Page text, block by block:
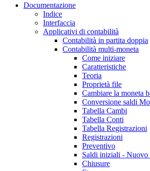
Documentazione
Indice
Interfaccia
Applicativi di contabilità
Contabilità in partita doppia
Contabilità multi-moneta
Come iniziare
Caratteristiche
Teoria
Proprietà file
Cambiare la moneta
Conversione saldi
Tabella Cambi
Tabella Conti
Tabella Registrazioni
Registrazioni
Preventivo
Saldi iniziali - Nuovo
Chiusure